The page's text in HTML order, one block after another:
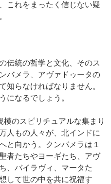
これをまったく信じない疑
伝統の哲学と文化、そのス
バメラ、アヴァドゥータの
知らなければなりません。
になるでしょう。
のスピリチュアルな集まり
人もの人々が、北インドに
と向かう。クンバメラは１
者たちやヨーギたち、アヴ
、バイラヴィ、マータた
して世の中を共に祝福す